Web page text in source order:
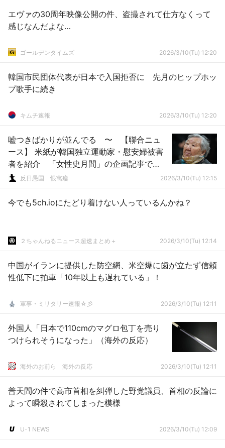
エヴァの30周年映像公開の件、盗撮されて仕方なくって
感じなんだよな…
ゴールデンタイムズ 2026/3/10(Tu) 12:20
韓国市民団体代表が日本で入国拒否に 先月のヒップホッ
プ歌手に続き
キムチ速報 2026/3/10(Tu) 12:20
嘘つきばかりが並んでる 〜 【聯合ニュ
ース】 米紙が韓国独立運動家・慰安婦被害
者を紹介 「女性史月間」の企画記事で
［3/10］ [仮面ウニダー★]
反日愚国 恨寓瘻 2026/3/10(Tu) 12:15
今でも5ch.ioにたどり着けない人っているんかね？
２ちゃんねるニュース超速まとめ＋ 2026/3/10(Tu) 12:14
中国がイランに提供した防空網、米空爆に歯が立たず信頼
性低下に拍車「10年以上も遅れている」！
軍事・ミリタリー速報☆彡 2026/3/10(Tu) 12:11
外国人「日本で110cmのマグロ包丁を売り
つけられそうになった」（海外の反応）
海外のお前ら 海外の反応 2026/3/10(Tu) 12:11
普天間の件で高市首相を糾弾した野党議員、首相の反論に
よって瞬殺されてしまった模様
U-1 NEWS 2026/3/10(Tu) 12:09